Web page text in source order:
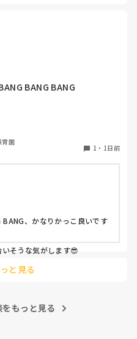
BANG BANG
育園
1 ・ 1日前
、かなりかっこ良いです
そうな気がします😎
と見る
もっと見る